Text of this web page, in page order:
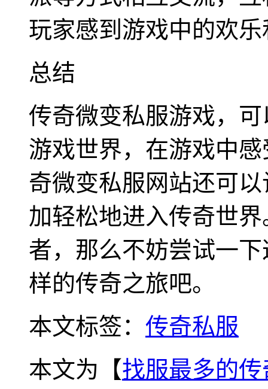
玩家感到游戏中的欢
总结
传奇微变私服游戏，
游戏世界，在游戏中
奇微变私服网站还可
加轻松地进入传奇世
者，那么不妨尝试一
样的传奇之旅吧。
本文标签： 传奇私服
本文为【找服最多的